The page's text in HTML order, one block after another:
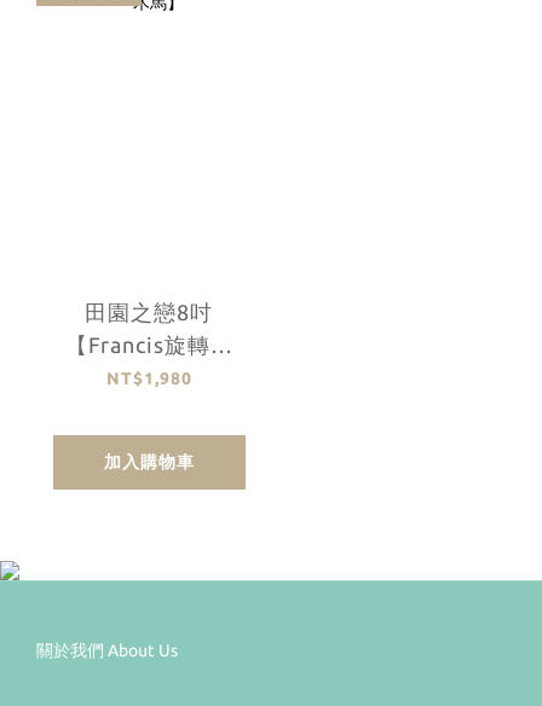
田園之戀8吋
【Francis旋轉木
馬】
NT$1,980
加入購物車
關於我們 About Us